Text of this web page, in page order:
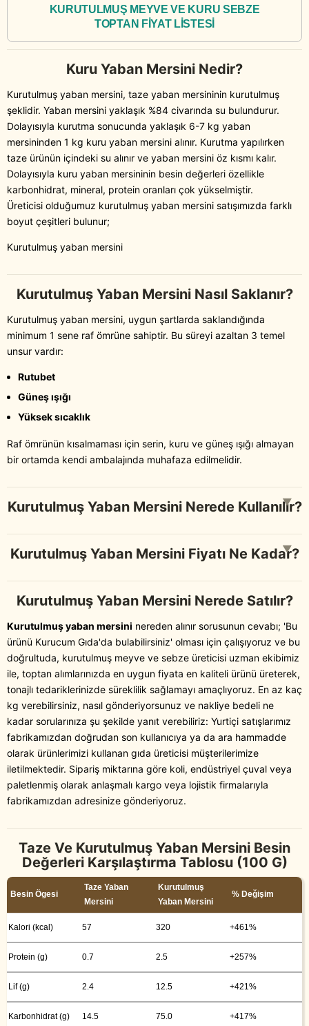
KURUTULMUŞ MEYVE VE KURU SEBZE
TOPTAN FİYAT LİSTESİ
Kuru Yaban Mersini Nedir?
Kurutulmuş yaban mersini, taze yaban mersininin kurutulmuş
şeklidir. Yaban mersini yaklaşık %84 civarında su bulundurur.
Dolayısıyla kurutma sonucunda yaklaşık 6-7 kg yaban
mersininden 1 kg kuru yaban mersini alınır. Kurutma yapılırken
taze ürünün içindeki su alınır ve yaban mersini öz kısmı kalır.
Dolayısıyla kuru yaban mersininin besin değerleri özellikle
karbonhidrat, mineral, protein oranları çok yükselmiştir.
Üreticisi olduğumuz kurutulmuş yaban mersini satışımızda farklı
boyut çeşitleri bulunur;
Kurutulmuş yaban mersini
Kurutulmuş Yaban Mersini Nasıl Saklanır?
Kurutulmuş yaban mersini, uygun şartlarda saklandığında
minimum 1 sene raf ömrüne sahiptir. Bu süreyi azaltan 3 temel
unsur vardır:
Rutubet
Güneş ışığı
Yüksek sıcaklık
Raf ömrünün kısalmaması için serin, kuru ve güneş ışığı almayan
bir ortamda kendi ambalajında muhafaza edilmelidir.
Kurutulmuş Yaban Mersini Nerede Kullanılır?
▼
Kurutulmuş Yaban Mersini Fiyatı Ne Kadar?
▼
Kurutulmuş Yaban Mersini Nerede Satılır?
Kurutulmuş yaban mersini nereden alınır sorusunun cevabı; 'Bu
ürünü Kurucum Gıda'da bulabilirsiniz' olması için çalışıyoruz ve bu
doğrultuda, kurutulmuş meyve ve sebze üreticisi uzman ekibimiz
ile, toptan alımlarınızda en uygun fiyata en kaliteli ürünü üreterek,
tonajlı tedariklerinizde süreklilik sağlamayı amaçlıyoruz. En az kaç
kg verebilirsiniz, nasıl gönderiyorsunuz ve nakliye bedeli ne
kadar sorularınıza şu şekilde yanıt verebiliriz: Yurtiçi satışlarımız
fabrikamızdan doğrudan son kullanıcıya ya da ara hammadde
olarak ürünlerimizi kullanan gıda üreticisi müşterilerimize
iletilmektedir. Sipariş miktarına göre koli, endüstriyel çuval veya
paletlenmiş olarak anlaşmalı kargo veya lojistik firmalarıyla
fabrikamızdan adresinize gönderiyoruz.
Taze Ve Kurutulmuş Yaban Mersini Besin
Değerleri Karşılaştırma Tablosu (100 G)
Besin Ögesi
Taze Yaban
Mersini
Kurutulmuş
Yaban Mersini
% Değişim
Kalori (kcal) 57 320 +461%
Protein (g) 0.7 2.5 +257%
Lif (g) 2.4 12.5 +421%
Karbonhidrat (g) 14.5 75.0 +417%